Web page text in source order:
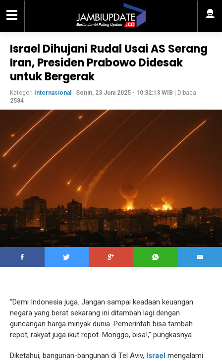
Israel Dihujani Rudal Usai AS Serang
Iran, Presiden Prabowo Didesak
untuk Bergerak
Kategori Internasional - Senin, 23 Juni 2025 - 10:32:13 WIB | Dibaca:
2584
“Demi Indonesia juga. Jangan sampai keadaan keuangan
negara yang berat sekarang ini ditambah lagi dengan
guncangan harga minyak dunia. Pemerintah bisa tambah
repot, rakyat juga ikut repot. Monggo, bisa!,” pungkasnya.
Diketahui, bangunan-bangunan di Tel Aviv, Israel mengalami